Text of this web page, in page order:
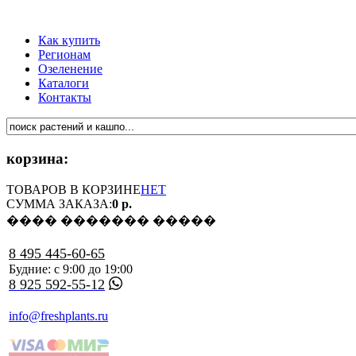
Как купить
Регионам
Озеленение
Каталоги
Контакты
корзина:
ТОВАРОВ В КОРЗИНЕНЕТ
СУММА ЗАКАЗА:0 р.
���� ������� �����
8 495 445-60-65
Будние: с 9:00 до 19:00
8 925 592-55-12
info@freshplants.ru